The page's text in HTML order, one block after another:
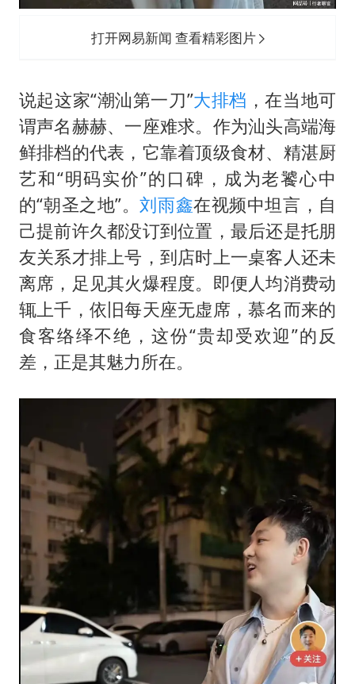
打开网易新闻 查看精彩图片
说起这家“潮汕第一刀”大排档 ，在当地可
谓声名赫赫、一座难求。作为汕头高端海
鲜排档的代表，它靠着顶级食材、精湛厨
艺和“明码实价”的口碑，成为老饕心中
的“朝圣之地”。刘雨鑫在视频中坦言，自
己提前许久都没订到位置，最后还是托朋
友关系才排上号，到店时上一桌客人还未
离席，足见其火爆程度。即便人均消费动
辄上千，依旧每天座无虚席，慕名而来的
食客络绎不绝，这份“贵却受欢迎”的反
差，正是其魅力所在。